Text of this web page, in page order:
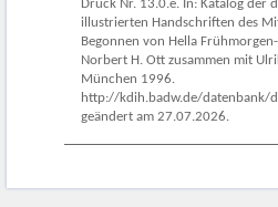
Druck Nr. 13.0.e. In: Katalog der
illustrierten Handschriften des
Begonnen von Hella
Norbert H. Ott zusammen mit
München 1996.
http://kdih.badw.de/datenbank/
geändert am 27.07.2026.